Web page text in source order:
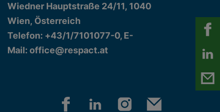
Wiedner Hauptstraße 24/11, 1040
Wien, Österreich
Telefon: +43/1/7101077-0, E-
Mail: office@respact.at